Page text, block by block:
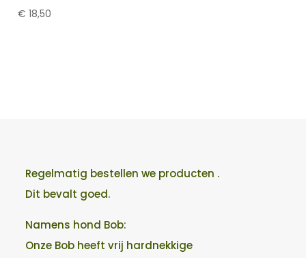
€ 18,50
Regelmatig bestellen we producten .
Dit bevalt goed.
Namens hond Bob:
Onze Bob heeft vrij hardnekkige